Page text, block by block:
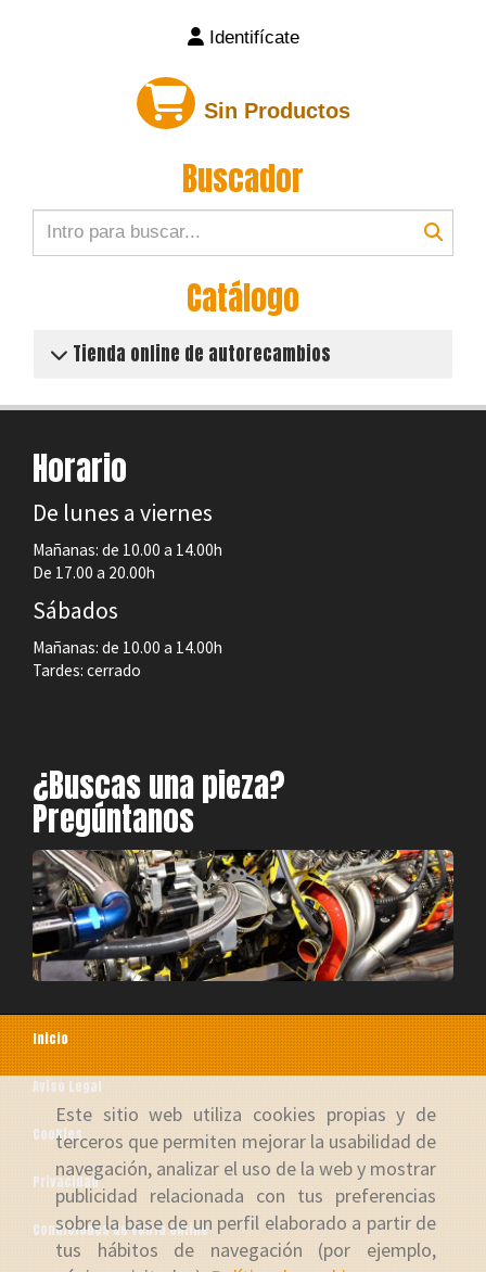
Este sitio web utiliza cookies propias y de
terceros que permiten mejorar la usabilidad de
navegación, analizar el uso de la web y mostrar
publicidad relacionada con tus preferencias
sobre la base de un perfil elaborado a partir de
tus hábitos de navegación (por ejemplo,
Identifícate
Sin Productos
Buscador
Catálogo
Tienda online de autorecambios
Horario
De lunes a viernes
Mañanas: de 10.00 a 14.00h
De 17.00 a 20.00h
Sábados
Mañanas: de 10.00 a 14.00h
Tardes: cerrado
¿Buscas una pieza?
Pregúntanos
Inicio
Aviso Legal
Cookies
Privacidad
Condiciones de venta online